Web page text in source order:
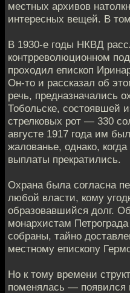
местных архивов
интересных вещей. В
В 1930-е годы НКВД
контрреволюционном
проходил епископ
Он-то и рассказал об
речь, предназначались
Тобольске, состоявшей
стрелковых рот — 330
августе 1917 года им
жалованье, однако,
выплаты прекратились.
Охрана была согласна
любой власти, кому
образовавшийся долг.
монархистам
собраны, тайно
местному епископу
Но к тому времени
поменялась — появился